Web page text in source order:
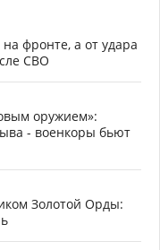
фронте, а от удара
СВО
оружием»:
- военкоры бьют
Золотой Орды: